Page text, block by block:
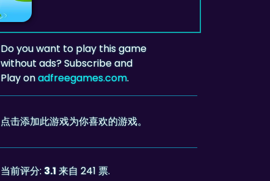
Do you want to play this game
without ads? Subscribe and
Play onadfreegames.com.
点击添加此游戏为你喜欢的游戏。
当前评分: 3.1来自 241 票.